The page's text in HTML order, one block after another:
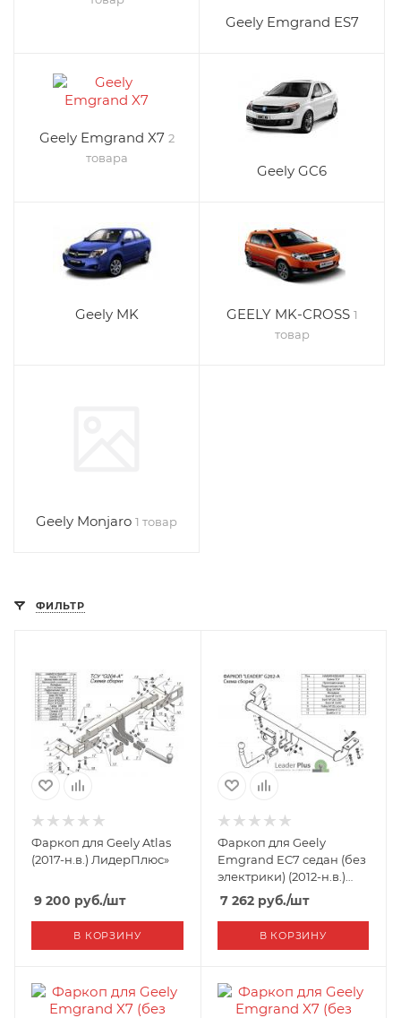
Geely Emgrand ES7
Geely Emgrand X7 2
товара
Geely GC6
Geely MK GEELY MK-CROSS 1
товар
Geely Monjaro 1 товар
ФИЛЬТР
Фаркоп для Geely Atlas
(2017-н.в.) ЛидерПлюс»
9 200 руб./шт
В КОРЗИНУ
Фаркоп для Geely
Emgrand EC7 седан (без
электрики) (2012-н.в.)
«ЛидерПлюс»
7 262руб./шт
В КОРЗИНУ